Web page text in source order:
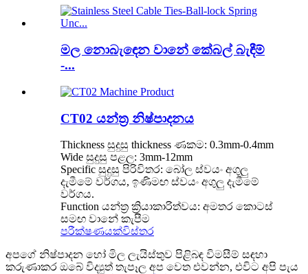
මල නොබැඳෙන වානේ කේබල් බැඳීම්
-...
CT02 යන්ත්‍ර නිෂ්පාදනය
Thickness සුදුසු thickness ණකම: 0.3mm-0.4mm
Wide සුදුසු පළල: 3mm-12mm
Specific සුදුසු පිරිවිතර: බෝල ස්වයං අගුලු
දැමීමේ වර්ගය, ඉණිමඟ ස්වයං අගුලු දැමීමේ
වර්ගය.
Function යන්ත්‍ර ක්‍රියාකාරිත්වය: අමතර කොටස්
සමඟ වානේ කැපීම
පරීක්ෂණයක්විස්තර
අපගේ නිෂ්පාදන හෝ මිල ලැයිස්තුව පිළිබඳ විමසීම් සඳහා
කරුණාකර ඔබේ විද්‍යුත් තැපෑල අප වෙත එවන්න, එවිට අපි පැය